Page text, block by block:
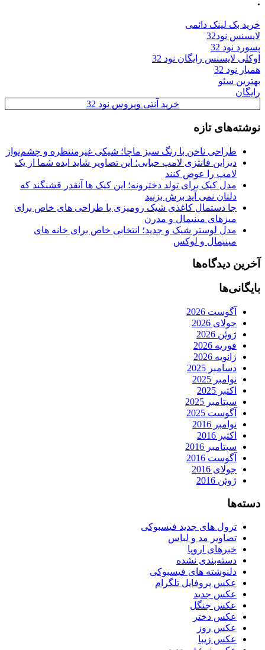
خرید بک لینک دائمی
لایسنس نود32
پسورد نود 32
اوکلی لایسنس رایگان نود 32
همیار نود 32
بهترین سئو
رایگان
خرید آنتی ویروس نود 32
نوشته‌های تازه
طراحی ناخن با رنگ سبز ماچا؛ شیکی غیرمنتظره و چشم‌نواز
دیزاین فانتزی لامپ حبابی؛ این تصاویر شاید ایده شما از یک
لامپ را عوض کنند
مدل کیک برای تولد دخترونه؛ این کیک ها آنقدر قشنگند که
دلتان نمی آید برش بزنید
جا دستمال کاغذی شیک رومیزی با طراحی های خاص برای
میزهای مینیمال و مدرن
مدل لوستر شیک و جدید؛ انتخابی خاص برای خانه های
مینیمال و لوکس
آخرین دیدگاه‌ها
بایگانی‌ها
آگوست 2026
جولای 2026
ژوئن 2026
فوریه 2026
ژانویه 2026
دسامبر 2025
نوامبر 2025
اکتبر 2025
سپتامبر 2025
آگوست 2025
نوامبر 2016
اکتبر 2016
سپتامبر 2016
آگوست 2016
جولای 2016
ژوئن 2016
دسته‌ها
ترول های جدید فیسبوکی
تصاویر مد و لباس
خبرهای اروپا
دسته‌بندی نشده
دلنوشته های فیسبوکی
عکس پروفایل تلگرام
عکس جدید
عکس جنگل
عکس دختر
عکس روز
عکس زیبا